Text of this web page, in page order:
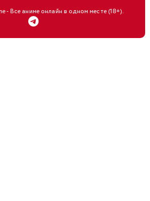
- Все аниме онлайн в одном месте (18+).